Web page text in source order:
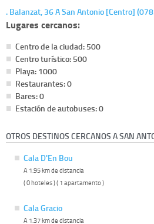
. Balanzat, 36 A San Antonio [Centro]
Lugares cercanos:
Centro de la ciudad: 500
Centro turístico: 500
Playa: 1000
Restaurantes: 0
Bares: 0
Estación de autobuses: 0
OTROS DESTINOS CERCANOS A SAN
Cala D'En Bou
A 1.95 km de distancia
( 0 hoteles ) ( 1 apartamento )
Cala Gracio
A 1.37 km de distancia